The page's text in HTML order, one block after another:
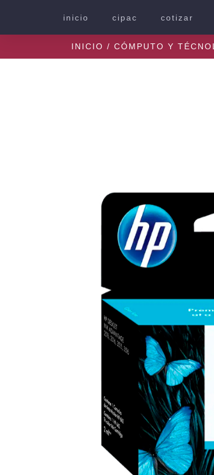
inicio cipac cotizar
INICIO / CÓMPUTO Y